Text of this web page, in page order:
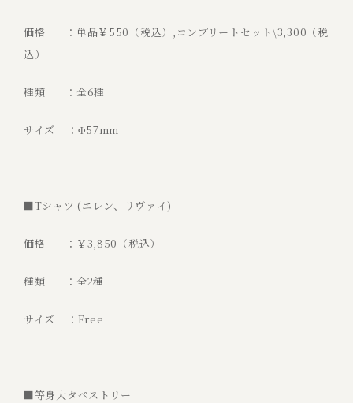
価格 ：単品￥550（税込）,コンプリートセット\3,300（税
込）
種類 ：全6種
サイズ ：Φ57mm
■Tシャツ (エレン、リヴァイ)
価格 ：￥3,850（税込）
種類 ：全2種
サイズ ：Free
■等身大タペストリー